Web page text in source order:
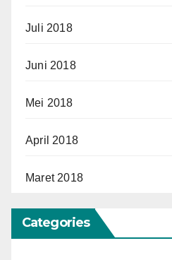
Juli 2018
Juni 2018
Mei 2018
April 2018
Maret 2018
Categories